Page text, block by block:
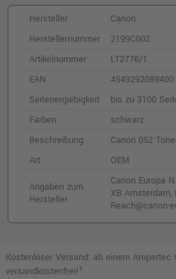
Hersteller
Canon
Herstellernummer
2199C002
Artikelnummer
LT2776/1
EAN
4549292089400
Seitenergiebigkeit
bis zu 3100
Farben
schwarz
Beschreibung
Canon 052
Art
OEM
Angaben zum
Hersteller
Canon Europa
XB Amsterdam,
Reach@canon-
Kostenloser Versand: ab einem
versandkostenfrei!¹